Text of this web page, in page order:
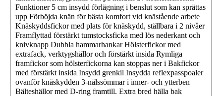
Funktioner 5 cm insydd förlägning i benslut som kan sprättas
upp Förböjda knän för bästa komfort vid knästående arbete
Knäskyddsfickor med plats för knäskydd, ställbara i 2 nivåer
Framflyttad förstärkt tumstocksficka med lös nederkant och
knivknapp Dubbla hammarhankar Hölsterfickor med
extrafack, verktygshällor och förstärkt insida Rymliga
framfickor som hölsterfickorna kan stoppas ner i Bakfickor
med förstärkt insida Insydd grenkil Insydda reflexpasspoaler
ovanför knäskydden 3-nålssömmar i inner- och ytterben
Bälteshällor med D-ring framtill. Extra bred hälla bak